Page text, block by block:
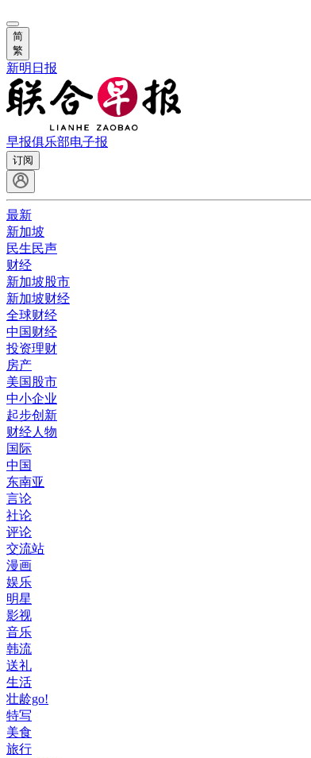
简
繁
新明日报
早报俱乐部电子报
订阅
最新
新加坡
民生民声
财经
新加坡股市
新加坡财经
全球财经
中国财经
投资理财
房产
美国股市
中小企业
起步创新
财经人物
国际
中国
东南亚
言论
社论
评论
交流站
漫画
娱乐
明星
影视
音乐
韩流
送礼
生活
壮龄go!
特写
美食
旅行